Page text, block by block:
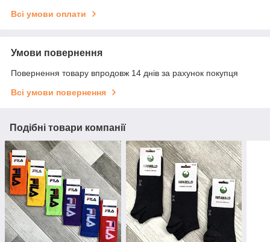
Всі умови оплати
Умови повернення
Повернення товару впродовж 14 днів за рахунок покупця
Всі умови повернення
Подібні товари компанії